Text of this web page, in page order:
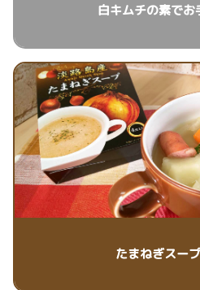
白キムチの素で
たまねぎスー